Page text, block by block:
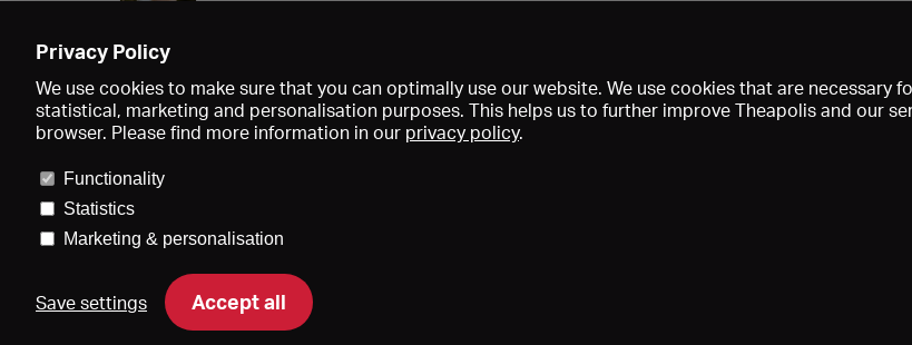
Privacy Policy
We use cookies to make sure that you can optimally use our website. We use cookies that are
statistical, marketing and personalisation purposes. This helps us to further improve Theapolis and our
browser. Please find more information in our privacy policy.
Functionality
Statistics
Marketing & personalisation
Save settings Accept all